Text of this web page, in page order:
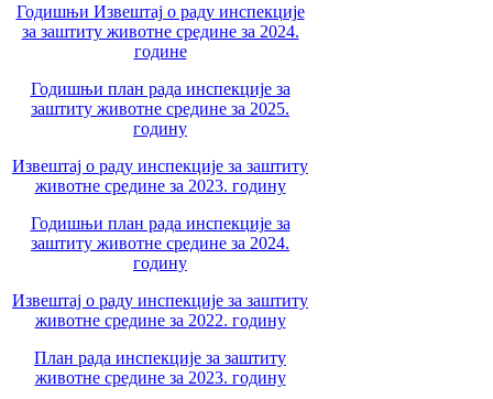
Годишњи Извештај о раду инспекције
за заштиту животне средине за 2024.
године
Годишњи план рада инспекције за
заштиту животне средине за 2025.
годину
Извештај о раду инспекције за заштиту
животне средине за 2023. годину
Годишњи план рада инспекције за
заштиту животне средине за 2024.
годину
Извештај о раду инспекције за заштиту
животне средине за 2022. годину
План рада инспекције за заштиту
животне средине за 2023. годину